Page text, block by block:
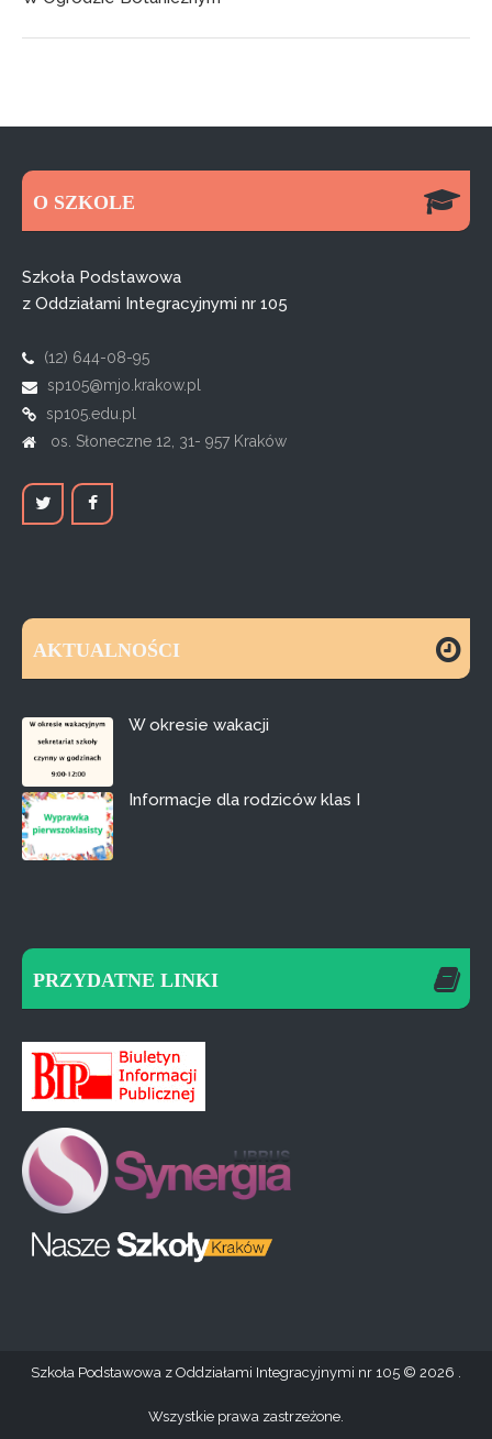
O SZKOLE
Szkoła Podstawowa
z Oddziałami Integracyjnymi nr 105
(12) 644-08-95
sp105@mjo.krakow.pl
sp105.edu.pl
os. Słoneczne 12, 31- 957 Kraków
AKTUALNOŚCI
W okresie wakacji
Informacje dla rodziców klas I
PRZYDATNE LINKI
Szkoła Podstawowa z Oddziałami Integracyjnymi nr 105 2026 .
Wszystkie prawa zastrzeżone.